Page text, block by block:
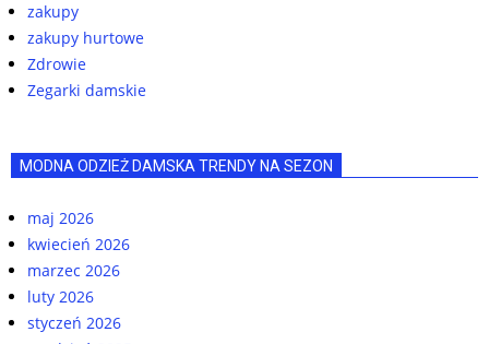
zakupy
zakupy hurtowe
Zdrowie
Zegarki damskie
MODNA ODZIEŻ DAMSKA TRENDY NA SEZON
maj 2026
kwiecień 2026
marzec 2026
luty 2026
styczeń 2026